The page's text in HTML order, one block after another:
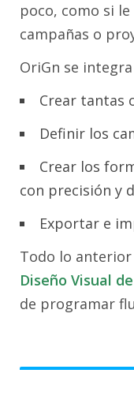
poco, como si
campañas o
OriGn se
Crear tantas
Definir los
Crear los
con precisión y
Exportar e
Todo lo
Diseño Visual
de programar